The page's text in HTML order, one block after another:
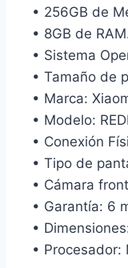
• 256GB de
• 8GB de
• Sistema
• Tamaño de
• Marca:
• Modelo:
• Conexión
• Tipo de
• Cámara
• Garantía: 6
•
• Procesador: